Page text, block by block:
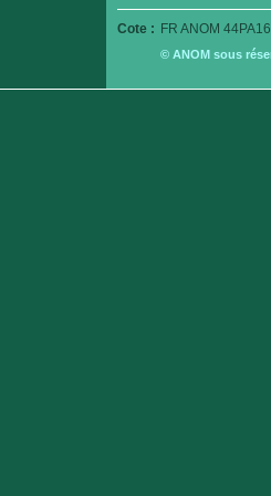
Cote : FR ANOM
© ANOM sous